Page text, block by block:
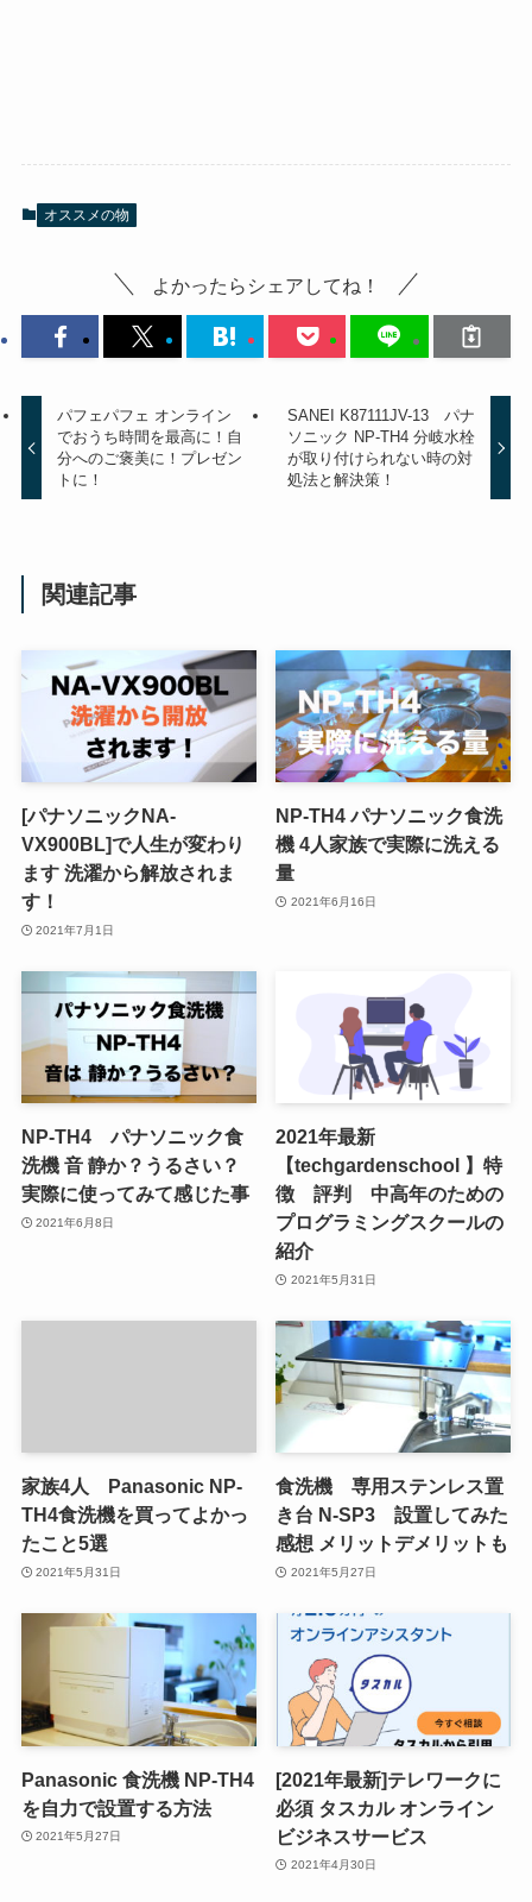
オススメの物
よかったらシェアしてね！
パフェパフェ オンライン
でおうち時間を最高に！自
分へのご褒美に！プレゼン
トに！
SANEI K87111JV-13 パナ
ソニック NP-TH4 分岐水栓
が取り付けられない時の対
処法と解決策！
関連記事
[パナソニックNA-
VX900BL]で人生が変わり
ます 洗濯から解放されま
す！
2021年7月1日
NP-TH4 パナソニック食洗
機 4人家族で実際に洗える
量
2021年6月16日
NP-TH4 パナソニック食
洗機 音 静か？うるさい？
実際に使ってみて感じた事
2021年6月8日
2021年最新
【techgardenschool 】特
徴 評判 中高年のための
プログラミングスクールの
紹介
2021年5月31日
家族4人 Panasonic NP-
TH4食洗機を買ってよかっ
たこと5選
2021年5月31日
食洗機 専用ステンレス置
き台 N-SP3 設置してみた
感想 メリットデメリットも
2021年5月27日
Panasonic 食洗機 NP-TH4
を自力で設置する方法
2021年5月27日
[2021年最新]テレワークに
必須 タスカル オンライン
ビジネスサービス
2021年4月30日